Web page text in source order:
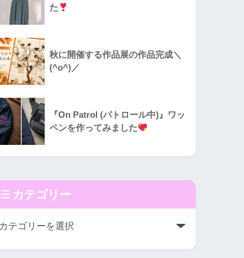
た
秋に開催する作品展の作品完成＼
(^o^)／
『On Patrol (パトロール中)』ワッ
ペンを作ってみました
カテゴリー